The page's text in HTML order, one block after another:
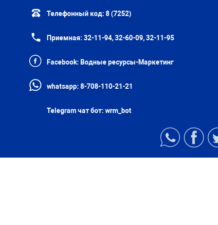
Телефонный код: 8 (7252)
Приемная: 32-11-94, 32-60-09, 32-11-95
Facebook: Водные ресурсы-Маркетинг
whatsapp: 8-708-110-21-21
Telegram чат бот: wrm_bot